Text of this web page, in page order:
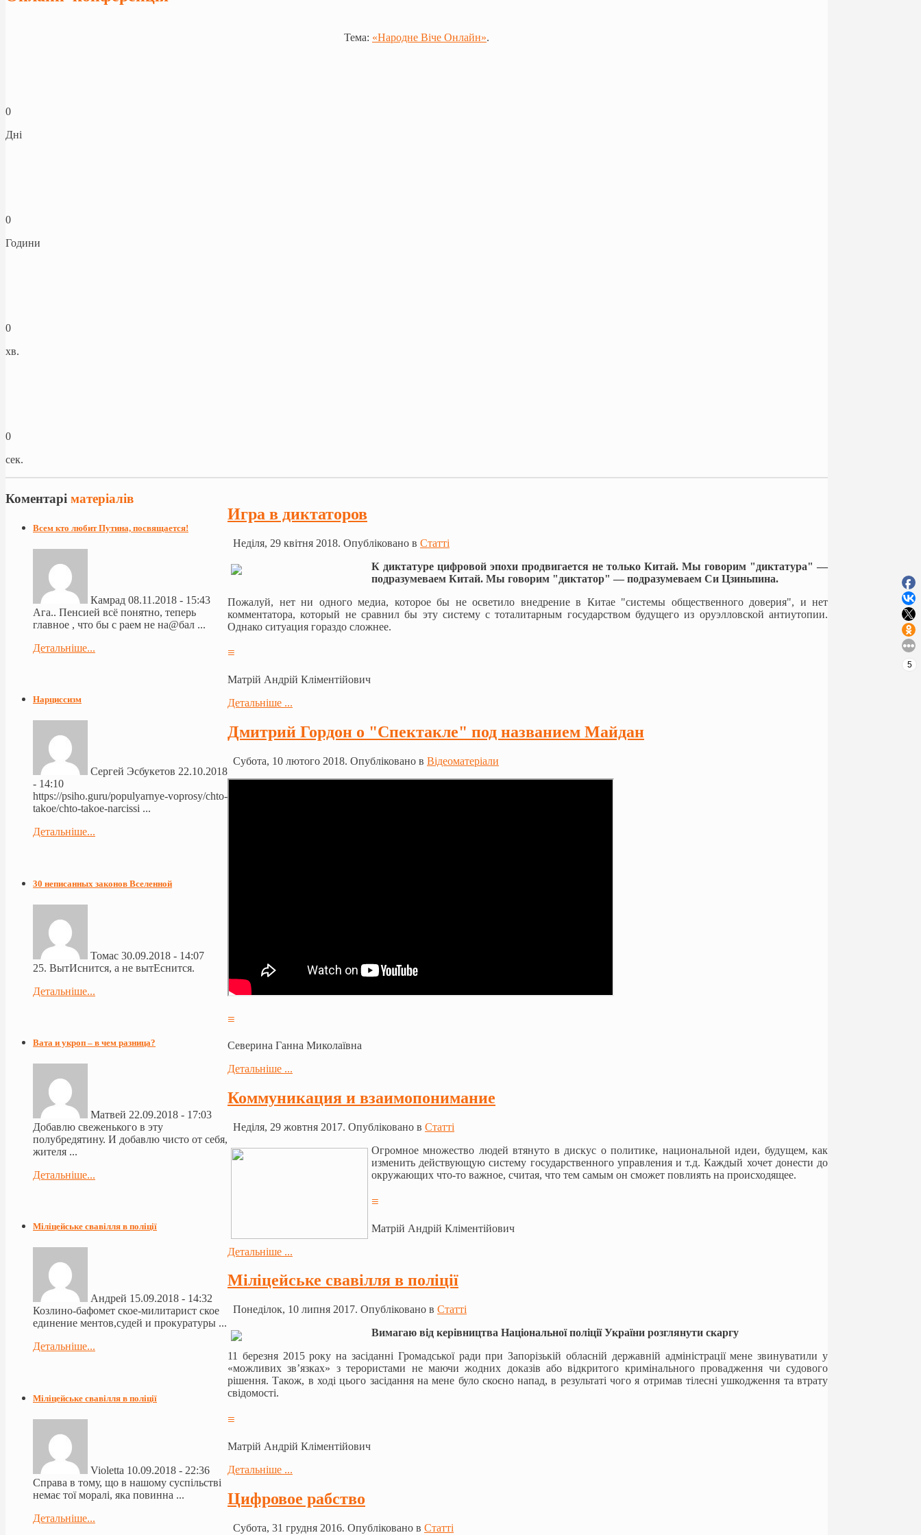
5
Тема: «Народне Віче Онлайн».
0
Дні
0
Години
0
хв.
0
сек.
Игра в диктаторов
Неділя, 29 квітня 2018. Опубліковано в Статті
К диктатуре цифровой эпохи продвигается не только Китай. Мы говорим "диктатура" —
подразумеваем Китай. Мы говорим "диктатор" — подразумеваем Си Цзиньпина.
Пожалуй, нет ни одного медиа, которое бы не осветило внедрение в Китае "системы общественного доверия", и нет
комментатора, который не сравнил бы эту систему с тоталитарным государством будущего из оруэлловской антиутопии.
Однако ситуация гораздо сложнее.
≡
Матрій Андрій Кліментійович
Детальніше ...
Дмитрий Гордон о "Спектакле" под названием Майдан
Субота, 10 лютого 2018. Опубліковано в Відеоматеріали
≡
Северина Ганна Миколаївна
Детальніше ...
Коммуникация и взаимопонимание
Неділя, 29 жовтня 2017. Опубліковано в Статті
Огромное множество людей втянуто в дискус о политике, национальной идеи, будущем, как
изменить действующую систему государственного управления и т.д. Каждый хочет донести до
окружающих что-то важное, считая, что тем самым он сможет повлиять на происходящее.
≡
Матрій Андрій Кліментійович
Детальніше ...
Міліцейське свавілля в поліції
Понеділок, 10 липня 2017. Опубліковано в Статті
Вимагаю від керівництва Національної поліції України розглянути скаргу
11 березня 2015 року на засіданні Громадської ради при Запорізькій обласній державній адміністрації мене звинуватили у
«можливих зв’язках» з терористами не маючи жодних доказів або відкритого кримінального провадження чи судового
рішення. Також, в ході цього засідання на мене було скоєно напад, в результаті чого я отримав тілесні ушкодження та втрату
свідомості.
≡
Матрій Андрій Кліментійович
Детальніше ...
Цифровое рабство
Субота, 31 грудня 2016. Опубліковано в Статті
Коментарі матеріалів
Всем кто любит Путина, посвящается!
Камрад 08.11.2018 - 15:43
Ага.. Пенсией всё понятно, теперь
главное , что бы с раем не на@бал ...
Детальніше...
Нарциссизм
Сергей Эсбукетов 22.10.2018
- 14:10
https://psiho.guru/populyarnye-voprosy/chto-
takoe/chto-takoe-narcissi ...
Детальніше...
30 неписанных законов Вселенной
Томас 30.09.2018 - 14:07
25. ВытИснится, а не вытЕснится.
Детальніше...
Вата и укроп – в чем разница?
Матвей 22.09.2018 - 17:03
Добавлю свеженького в эту
полубредятину. И добавлю чисто от себя,
жителя ...
Детальніше...
Міліцейське свавілля в поліції
Андрей 15.09.2018 - 14:32
Козлино-бафомет ское-милитарист ское
единение ментов,судей и прокуратуры ...
Детальніше...
Міліцейське свавілля в поліції
Violetta 10.09.2018 - 22:36
Справа в тому, що в нашому суспільстві
немає тої моралі, яка повинна ...
Детальніше...